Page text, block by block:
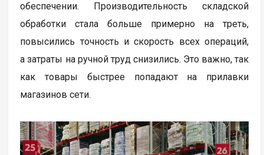
обеспечении. Производительность складской
обработки стала больше примерно на треть,
повысились точность и скорость всех операций,
а затраты на ручной труд снизились. Это важно, так
как товары быстрее попадают на прилавки
магазинов сети.